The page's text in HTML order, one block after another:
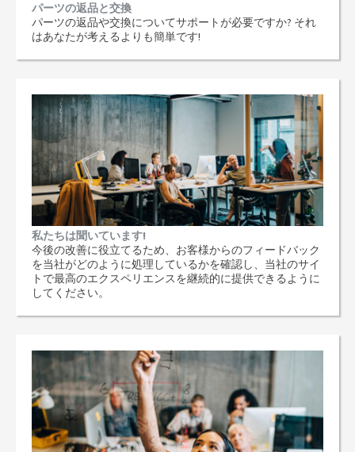
パーツの返品と交換
パーツの返品や交換についてサポートが必要ですか? それ
はあなたが考えるよりも簡単です!
私たちは聞いています!
今後の改善に役立てるため、お客様からのフィードバック
を当社がどのように処理しているかを確認し、当社のサイ
トで最高のエクスペリエンスを継続的に提供できるように
してください。